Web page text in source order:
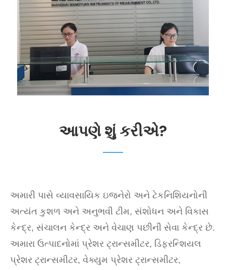
આપણે શું કરીએ?
અમારી પાસે વ્યાવસાયિક ઇજનેરો અને ટેકનિશિયનોની
અત્યંત કુશળ અને અનુભવી ટીમ, સંશોધન અને વિકાસ
કેન્દ્ર, સંચાલન કેન્દ્ર અને વેચાણ પછીની સેવા કેન્દ્ર છે.
અમારા ઉત્પાદનોમાં પ્રેશર ટ્રાન્સમીટર, ડિફરન્શિયલ
પ્રેશર ટ્રાન્સમીટર, વેક્યુમ પ્રેશર ટ્રાન્સમીટર,